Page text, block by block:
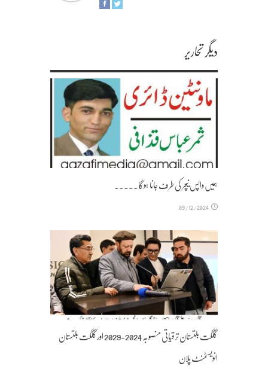
دیگر تحاریر
ہمیں واپس نیچر کی طرف جانا ہوگا۔۔۔۔۔
09/12/2024
گلگت بلتستان ترقیاتی منصوبہ 2024-2029 اورگلگت بلتستان
انویسٹمنٹ پلان